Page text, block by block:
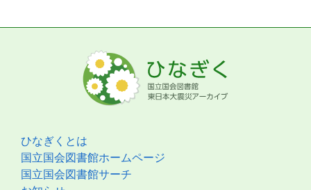
ひなぎくとは
国立国会図書館ホームページ
国立国会図書館サーチ